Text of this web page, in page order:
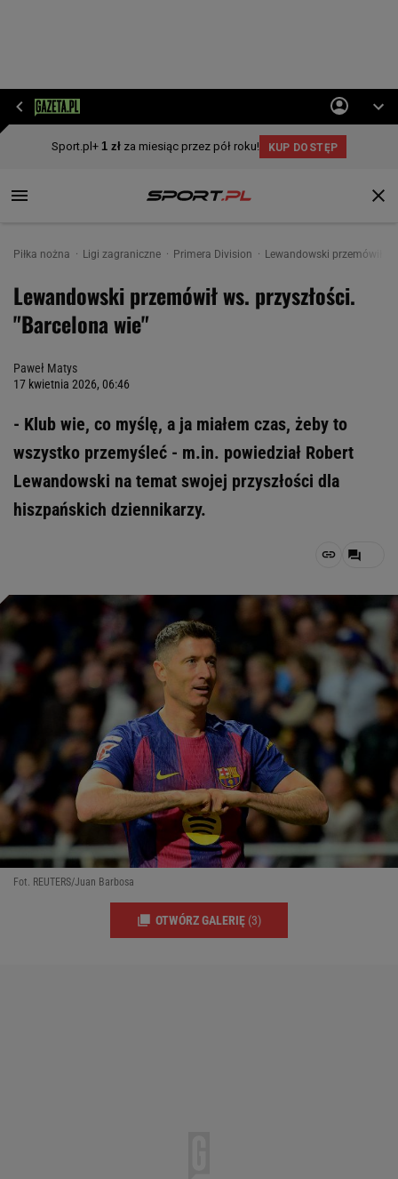
Piłka nożna Ligi zagraniczne Primera Division Lewandowski przemówił
Lewandowski przemówił ws. przyszłości.
"Barcelona wie"
Paweł Matys
17 kwietnia 2026, 06:46
- Klub wie, co myślę, a ja miałem czas, żeby to
wszystko przemyśleć - m.in. powiedział Robert
Lewandowski na temat swojej przyszłości dla
hiszpańskich dziennikarzy.
Fot. REUTERS/Juan Barbosa
OTWÓRZ GALERIĘ (3)